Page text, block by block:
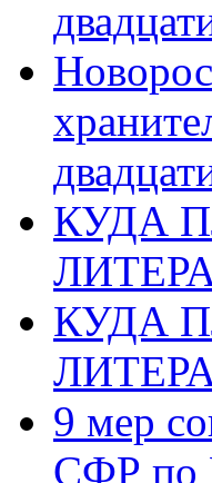
КУДА
КУДА
9 мер
СФР по